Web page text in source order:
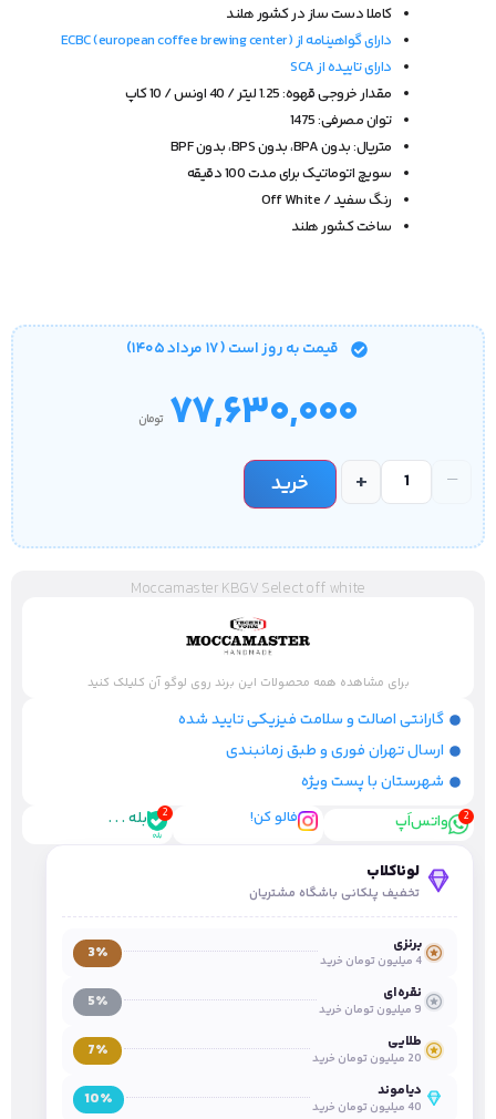
کاملا دست ساز در کشور هلند
دارای گواهینامه از ECBC (european coffee brewing center)
دارای تاییده از SCA
مقدار خروجی قهوه: 1.25 لیتر / 40 اونس / 10 کاپ
توان مصرفی: 1475
متریال: بدون BPA، بدون BPS، بدون BPF
سویچ اتوماتیک برای مدت 100 دقیقه
رنگ سفید / Off White
ساخت کشور هلند
قیمت‌ به روز است (۱۷ مرداد ۱۴۰۵)
۷۷,۶۳۰,۰۰۰ تومان
−
+ خرید
Moccamaster KBGV Select off white
برای مشاهده همه محصولات این برند روی لوگو آن کلیلک کنید
گارانتی اصالت و سلامت فیزیکی تایید شده
ارسال تهران فوری و طبق زمانبندی
شهرستان با پست ویژه
واتس‌اَپ
فالو کن! بله . . .
لوناکلاب
تخفیف پلکانی باشگاه مشتریان
برنزی
4 میلیون تومان خرید 3٪
نقره‌ای
9 میلیون تومان خرید 5٪
طلایی
20 میلیون تومان خرید 7٪
دیاموند
40 میلیون تومان خرید 10٪